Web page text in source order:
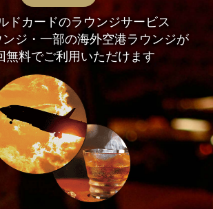
ドカードのラウンジサービス
ンジ・一部の海外空港ラウンジが
無料でご利用いただけます